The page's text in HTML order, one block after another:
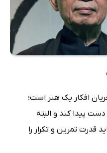
افکار یک هنر است؛
پیدا کند و البته
قدرت تمرین و تکرار را